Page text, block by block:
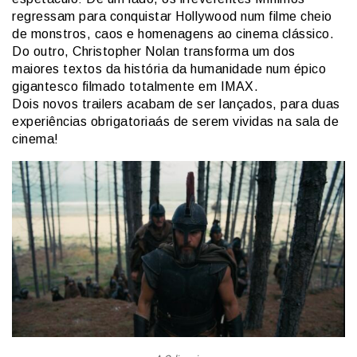
regressam para conquistar Hollywood num filme cheio
de monstros, caos e homenagens ao cinema clássico.
Do outro, Christopher Nolan transforma um dos
maiores textos da história da humanidade num épico
gigantesco filmado totalmente em IMAX.
Dois novos trailers acabam de ser lançados, para duas
experiências obrigatoriaás de serem vividas na sala de
cinema!